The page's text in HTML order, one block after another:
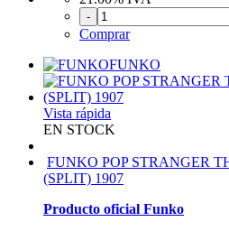
-
Comprar
FUNKO
Vista rápida
EN STOCK
FUNKO POP STRANGER
(SPLIT) 1907
Producto oficial Funko